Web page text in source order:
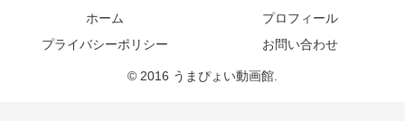
ホーム
プロフィール
プライバシーポリシー
お問い合わせ
© 2016 うまぴょい動画館.